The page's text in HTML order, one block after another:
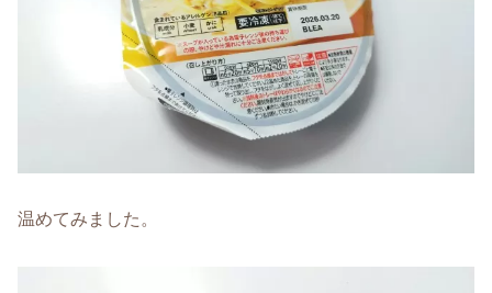
温めてみました。